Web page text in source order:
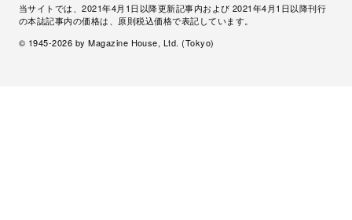
当サイトでは、2021年4月1日以降更新記事内および 2021年4月1日以降刊行
の本誌記事内の価格は、原則税込価格で表記しています。
© 1945-2026 by Magazine House, Ltd. (Tokyo)